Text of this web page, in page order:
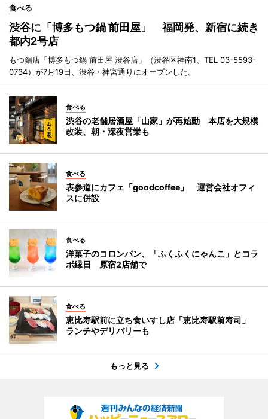
食べる
渋谷に「博多もつ鍋 前田屋」 福岡発、新宿に続き
都内2号店
もつ鍋店「博多もつ鍋 前田屋 渋谷店」（渋谷区神南1、TEL 03-5593-
0734）が7月19日、渋谷・神宮通りにオープンした。
食べる
渋谷の老舗居酒屋「山家」が再始動 本店を大規模
改装、朝・深夜営業も
食べる
表参道にカフェ「goodcoffee」 運営会社オフィ
スに併設
食べる
洋菓子のコロンバン、「ふくふくにゃんこ」とコラ
ボ縁日 原宿2店舗で
食べる
恵比寿駅前に立ち食いすし店「恵比寿駅前寿司」
ランチやデリバリーも
もっと見る